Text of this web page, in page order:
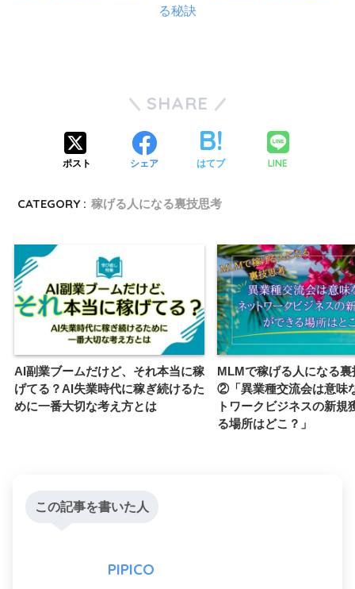
る秘訣
SHARE
ポスト シェア はてブ LINE
CATEGORY : 稼げる人になる裏技思考
AI副業ブームだけど、それ本当に稼
げてる？AI失業時代に稼ぎ続けるた
めに一番大切な考え方とは
MLMで稼げる人になる裏
②「異業種交流会は意味
トワークビジネスの新規
る場所はどこ？」
この記事を書いた人
PIPICO